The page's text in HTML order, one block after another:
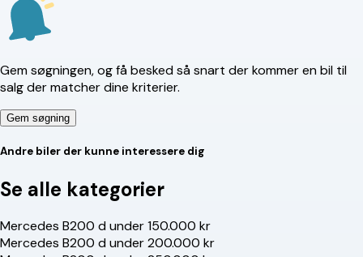
Gem søgningen, og få besked så snart der kommer en bil til
salg der matcher dine kriterier.
Gem søgning
Andre biler der kunne interessere dig
Se alle kategorier
Mercedes B200 d under 150.000 kr
Mercedes B200 d under 200.000 kr